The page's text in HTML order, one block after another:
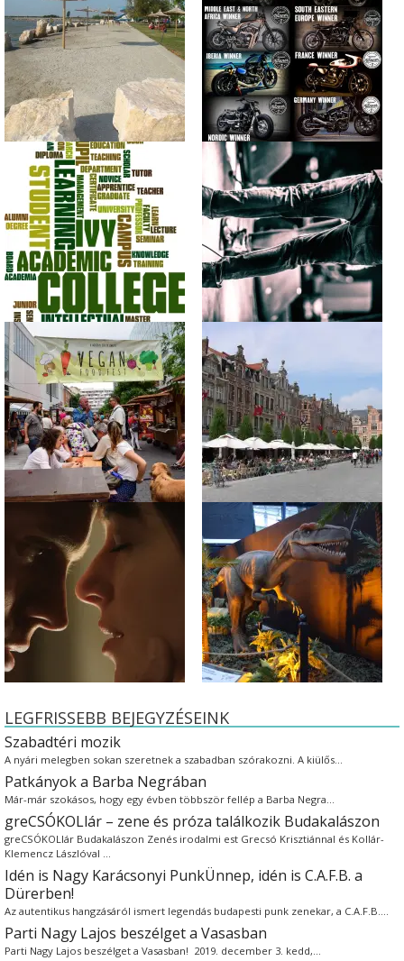
LEGFRISSEBB BEJEGYZÉSEINK
Szabadtéri mozik
A nyári melegben sokan szeretnek a szabadban szórakozni. A kiülős…
Patkányok a Barba Negrában
Már-már szokásos, hogy egy évben többször fellép a Barba Negra…
greCSÓKOLlár – zene és próza találkozik Budakalászon
greCSÓKOLlár Budakalászon Zenés irodalmi est Grecsó Krisztiánnal és Kollár-
Klemencz Lászlóval …
Idén is Nagy Karácsonyi PunkÜnnep, idén is C.A.F.B. a
Dürerben!
Az autentikus hangzásáról ismert legendás budapesti punk zenekar, a C.A.F.B.…
Parti Nagy Lajos beszélget a Vasasban
Parti Nagy Lajos beszélget a Vasasban! 2019. december 3. kedd,…